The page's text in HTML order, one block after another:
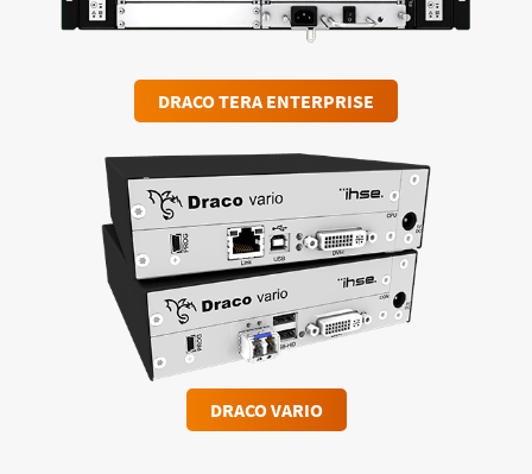
DRACO TERA ENTERPRISE
DRACO VARIO